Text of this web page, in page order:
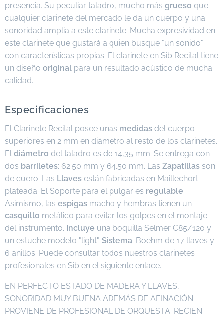
presencia. Su peculiar taladro, mucho más grueso que
cualquier clarinete del mercado le da un cuerpo y una
sonoridad amplia a este clarinete. Mucha expresividad en
este clarinete que gustará a quien busque "un sonido"
con características propias. El clarinete en Sib Recital tiene
un diseño original para un resultado acústico de mucha
calidad.
Especificaciones
El Clarinete Recital posee unas medidas del cuerpo
superiores en 2 mm en diámetro al resto de los clarinetes.
El diámetro del taladro es de 14,35 mm. Se entrega con
dos barriletes: 62.50 mm y 64.50 mm. Las Zapatillas son
de cuero. Las Llaves están fabricadas en Maillechort
plateada. El Soporte para el pulgar es regulable.
Asimismo, las espigas macho y hembras tienen un
casquillo metálico para evitar los golpes en el montaje
del instrumento. Incluye una boquilla Selmer C85/120 y
un estuche modelo "light". Sistema: Boehm de 17 llaves y
6 anillos. Puede consultar todos nuestros clarinetes
profesionales en Sib en el siguiente enlace.
EN PERFECTO ESTADO DE MADERA Y LLAVES,
SONORIDAD MUY BUENA ADEMÁS DE AFINACIÓN
PROVIENE DE PROFESIONAL DE ORQUESTA. RECIEN